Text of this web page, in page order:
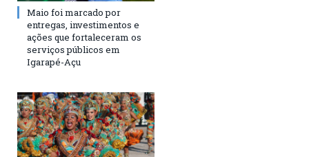
Maio foi marcado por
entregas, investimentos e
ações que fortaleceram os
serviços públicos em
Igarapé-Açu